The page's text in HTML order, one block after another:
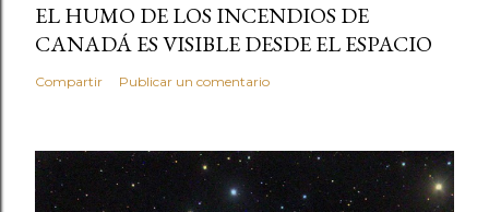
EL HUMO DE LOS INCENDIOS DE
CANADÁ ES VISIBLE DESDE EL ESPACIO
Compartir Publicar un comentario